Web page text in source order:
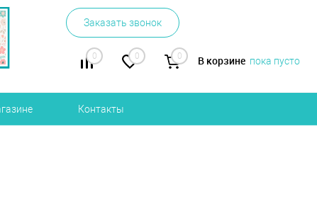
Заказать звонок
0 0 0 В корзине пока пусто
Контакты